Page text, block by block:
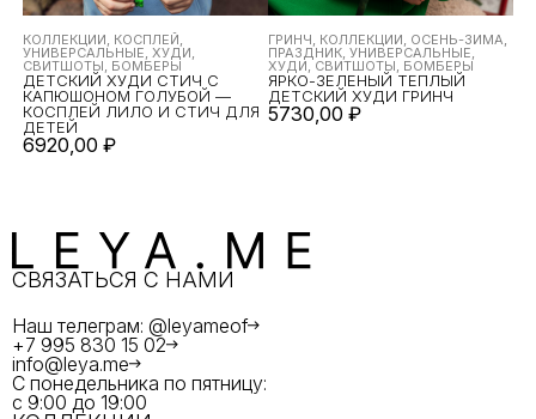
КОЛЛЕКЦИИ, КОСПЛЕЙ,
УНИВЕРСАЛЬНЫЕ, ХУДИ,
СВИТШОТЫ, БОМБЕРЫ
ДЕТСКИЙ ХУДИ СТИЧ С
КАПЮШОНОМ ГОЛУБОЙ —
КОСПЛЕЙ ЛИЛО И СТИЧ ДЛЯ
ДЕТЕЙ
6920,00 ₽
ГРИНЧ, КОЛЛЕКЦИИ, ОСЕНЬ-ЗИМА,
ПРАЗДНИК, УНИВЕРСАЛЬНЫЕ,
ХУДИ, СВИТШОТЫ, БОМБЕРЫ
ЯРКО-ЗЕЛЕНЫЙ ТЕПЛЫЙ
ДЕТСКИЙ ХУДИ ГРИНЧ
5730,00 ₽
СВЯЗАТЬСЯ С НАМИ
Наш телеграм: @leyameof
+7 995 830 15 02
info@leya.me
С понедельника по пятницу:
с 9:00 до 19:00